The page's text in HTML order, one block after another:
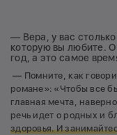
— Вера, у вас
которую вы любите.
год, а это самое
— Помните, как
романе»: «Чтобы все
главная мечта,
речь идет о родных и
здоровья. И